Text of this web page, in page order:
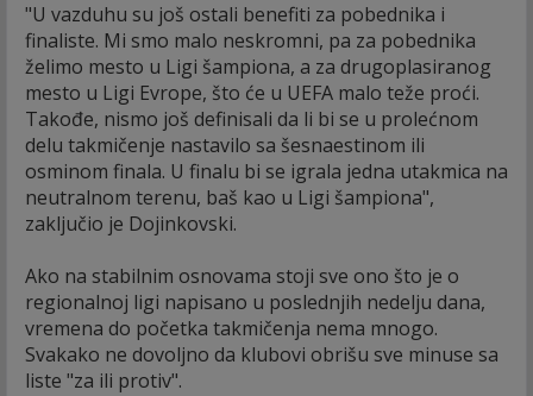
"U vazduhu su još ostali benefiti za pobednika i
finaliste. Mi smo malo neskromni, pa za pobednika
želimo mesto u Ligi šampiona, a za drugoplasiranog
mesto u Ligi Evrope, što će u UEFA malo teže proći.
Takođe, nismo još definisali da li bi se u prolećnom
delu takmičenje nastavilo sa šesnaestinom ili
osminom finala. U finalu bi se igrala jedna utakmica na
neutralnom terenu, baš kao u Ligi šampiona",
zaključio je Dojinkovski.
Ako na stabilnim osnovama stoji sve ono što je o
regionalnoj ligi napisano u poslednjih nedelju dana,
vremena do početka takmičenja nema mnogo.
Svakako ne dovoljno da klubovi obrišu sve minuse sa
liste "za ili protiv".